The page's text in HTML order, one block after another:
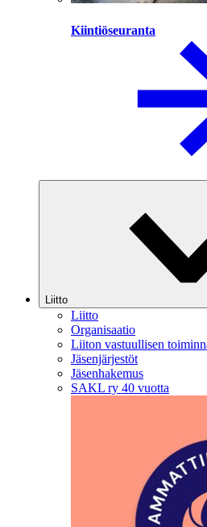
Kiintiöseuranta
Liitto
Liitto
Organisaatio
Liiton vastuullisen
Jäsenjärjestöt
Jäsenhakemus
SAKL ry 40 vuotta